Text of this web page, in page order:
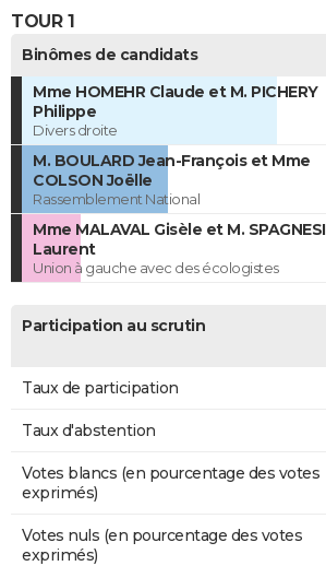
TOUR 1
Binômes de candidats
Mme HOMEHR Claude et M. PICHERY
Philippe
Divers droite
M. BOULARD Jean-François et Mme
COLSON Joëlle
Rassemblement National
Mme MALAVAL Gisèle et M. SPAGNESI
Laurent
Union à gauche avec des écologistes
Participation au scrutin
Taux de participation
Taux d'abstention
Votes blancs (en pourcentage des votes
exprimés)
Votes nuls (en pourcentage des votes
exprimés)